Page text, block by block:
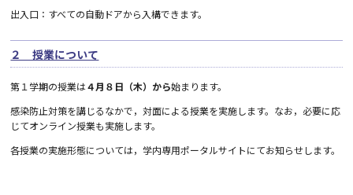
出入口：すべての自動ドアから入構できます。
２ 授業について
第１学期の授業は４月８日（木）から始まります。
感染防止対策を講じるなかで，対面による授業を実施します。なお，必要に応
じてオンライン授業も実施します。
各授業の実施形態については，学内専用ポータルサイトにてお知らせします。